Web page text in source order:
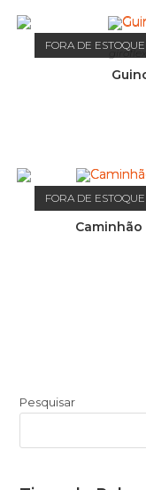
FORA DE ESTOQUE
giroflex
FORA DE ESTOQUE
Caminhão
Pesquisar